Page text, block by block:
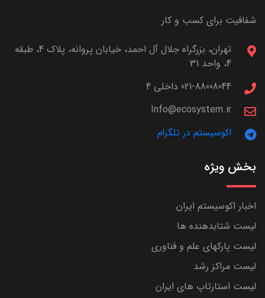
شفافیت برای کسب و کار
تهران، بزرگراه جلال آل احمد، خیابان پروانه، پلاک 4، طبقه
4، واحد 31
021-88008044 داخلی 4
Info@ecosystem.ir
اکوسیستم در تلگرام
بخش ویژه
اخبار اکوسیستم ایران
لیست شتابدهنده ها
لیست پارکهای علم و فناوری
لیست مراکز رشد
لیست استارتاپ های ایران